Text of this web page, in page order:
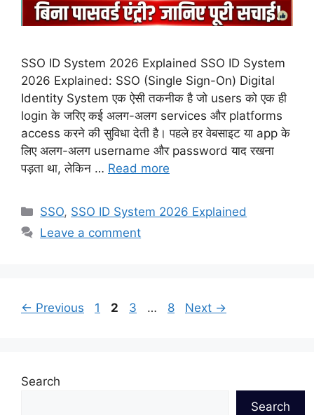
SSO ID System 2026 Explained SSO ID System
2026 Explained: SSO (Single Sign-On) Digital
Identity System एक ऐसी तकनीक है जो users को एक ही
login के जरिए कई अलग-अलग services और platforms
access करने की सुविधा देती है। पहले हर वेबसाइट या app के
लिए अलग-अलग username और password याद रखना
पड़ता था, लेकिन … Read more
Categories
SSO, SSO ID System 2026 Explained
Leave a comment
← Previous Page
1 Page
2 Page
3 … Page
8 Next →
Search
Search